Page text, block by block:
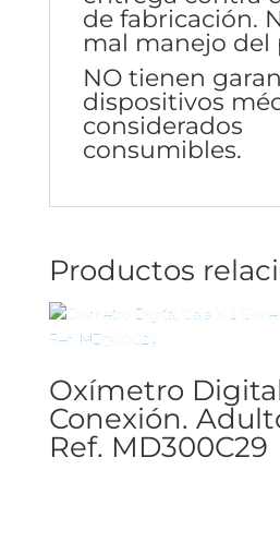
de fabricación.
mal manejo del
NO tienen
dispositivos
considerados
consumibles.
Productos
Oxímetro Digital
Conexión.
Ref. MD300C29